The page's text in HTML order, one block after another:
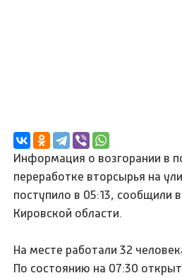
Информация о возгорании в
переработке вторсырья на
поступило в 05:13, сообщили
Кировской области.
На месте работали 32
По состоянию на 07:30